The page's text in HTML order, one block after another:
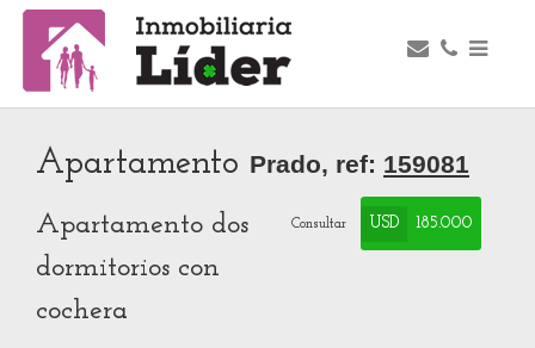
Apartamento Prado, ref: 159081
Consultar USD 185.000
Apartamento dos
dormitorios con
cochera